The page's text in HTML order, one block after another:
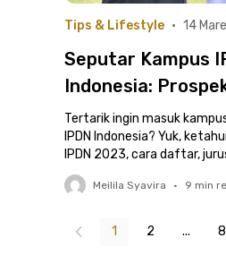
Tips & Lifestyle • 14
Seputar Kampus
Indonesia:
Syarat Masuk,
Lokasinya
Tertarik ingin masuk
IPDN Indonesia? Yuk,
IPDN 2023, cara daftar,
jadwal seleksinya!
Meilila Syavira • 9 min
1 2 ... 8